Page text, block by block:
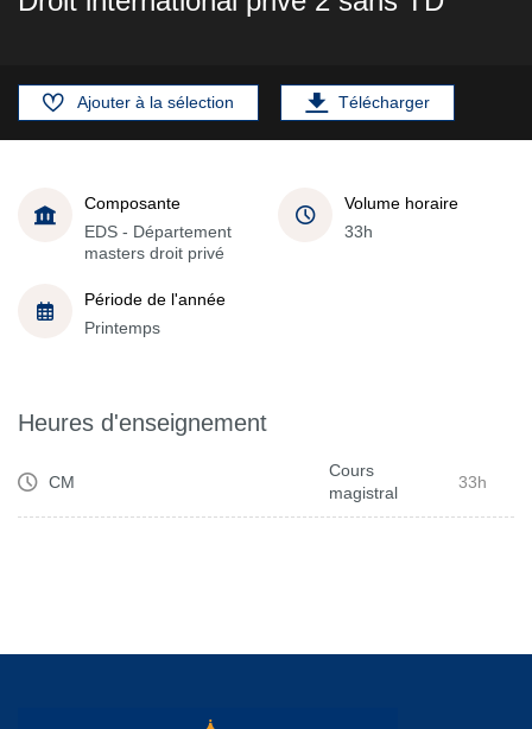
Ajouter à la sélection Télécharger
Composante
EDS - Département
masters droit privé
Volume horaire
33h
Période de l'année
Printemps
Heures d'enseignement
CM
Cours
magistral
33h